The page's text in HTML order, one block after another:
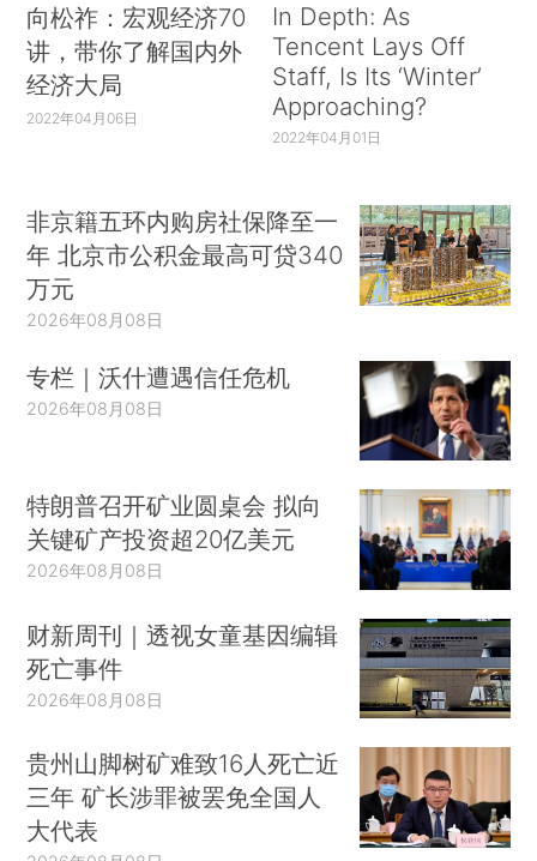
向松祚：宏观经济70
讲，带你了解国内外
经济大局
2022年04月06日
In Depth: As
Tencent Lays Off
Staff, Is Its ‘Winter’
Approaching?
2022年04月01日
非京籍五环内购房社保降至一
年 北京市公积金最高可贷340
万元
2026年08月08日
专栏｜沃什遭遇信任危机
2026年08月08日
特朗普召开矿业圆桌会 拟向
关键矿产投资超20亿美元
2026年08月08日
财新周刊｜透视女童基因编辑
死亡事件
2026年08月08日
贵州山脚树矿难致16人死亡近
三年 矿长涉罪被罢免全国人
大代表